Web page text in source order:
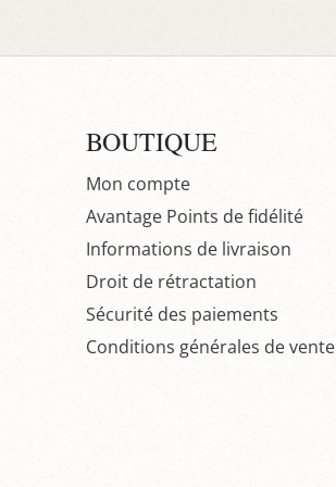
BOUTIQUE
Mon compte
Avantage Points de fidélité
Informations de livraison
Droit de rétractation
Sécurité des paiements
Conditions générales de vente